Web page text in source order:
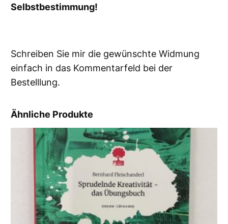
u
M
e
n
e
Selbstbestimmung!
Schreiben Sie mir die gewünschte Widmung
einfach in das Kommentarfeld bei der
Bestelllung.
Ähnliche Produkte